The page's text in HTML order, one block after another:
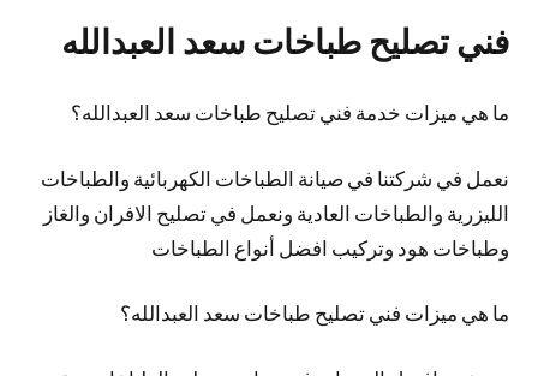
فني تصليح طباخات سعد العبدالله
ما هي ميزات خدمة فني تصليح طباخات سعد العبدالله؟
نعمل في شركتنا في صيانة الطباخات الكهربائية والطباخات
الليزرية والطباخات العادية ونعمل في تصليح الافران والغاز
وطباخات هود وتركيب افضل أنواع الطباخات
ما هي ميزات فني تصليح طباخات سعد العبدالله؟